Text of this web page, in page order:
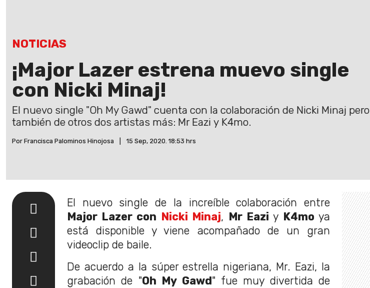
NOTICIAS
¡Major Lazer estrena muevo single
con Nicki Minaj!
El nuevo single "Oh My Gawd" cuenta con la colaboración de Nicki Minaj pero
también de otros dos artistas más: Mr Eazi y K4mo.
Por Francisca Palominos Hinojosa 15 Sep, 2020. 18:53 hrs
El nuevo single de la increíble colaboración entre
Major Lazer con Nicki Minaj, Mr Eazi y K4moya
está disponible y viene acompañado de un gran
videoclip de baile.
De acuerdo a la súper estrella nigeriana, Mr. Eazi, la
grabación de "Oh My Gawd " fue muy divertida de